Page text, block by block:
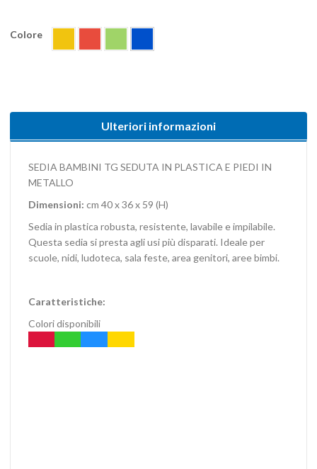
Colore
Ulteriori informazioni
SEDIA BAMBINI TG SEDUTA IN PLASTICA E PIEDI IN
METALLO
Dimensioni: cm 40 x 36 x 59 (H)
Sedia in plastica robusta, resistente, lavabile e impilabile.
Questa sedia si presta agli usi più disparati. Ideale per
scuole, nidi, ludoteca, sala feste, area genitori, aree bimbi.
Caratteristiche:
Colori disponibili